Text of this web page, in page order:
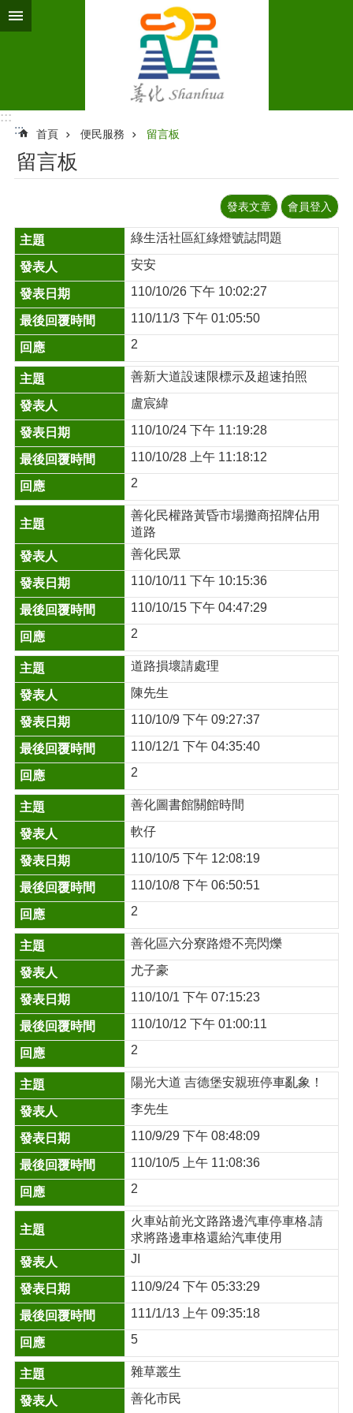
跳到主要內容區塊
:::
:::
首頁 便民服務 留言板
留言板
發表文章 會員登入
綠生活社區紅綠燈號誌問題
安安
110/10/26 下午 10:02:27
110/11/3 下午 01:05:50
2
善新大道設速限標示及超速拍照
盧宸緯
110/10/24 下午 11:19:28
110/10/28 上午 11:18:12
2
善化民權路黃昏市場攤商招牌佔用
道路
善化民眾
110/10/11 下午 10:15:36
110/10/15 下午 04:47:29
2
道路損壞請處理
陳先生
110/10/9 下午 09:27:37
110/12/1 下午 04:35:40
2
善化圖書館關館時間
軟仔
110/10/5 下午 12:08:19
110/10/8 下午 06:50:51
2
善化區六分寮路燈不亮閃爍
尤子豪
110/10/1 下午 07:15:23
110/10/12 下午 01:00:11
2
陽光大道 吉德堡安親班停車亂象！
李先生
110/9/29 下午 08:48:09
110/10/5 上午 11:08:36
2
火車站前光文路路邊汽車停車格.請
求將路邊車格還給汽車使用
JI
110/9/24 下午 05:33:29
111/1/13 上午 09:35:18
5
雜草叢生
善化市民